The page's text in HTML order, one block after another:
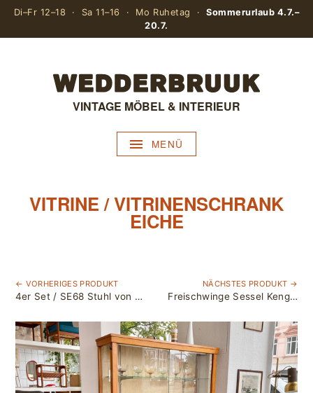
Di–Fr 12–18 · Sa 11–16 · Mo Ruhetag ·Sommerurlaub 4.7.–
20.7.
VINTAGE MÖBEL & INTERIEUR
MENÜ
VITRINE / VITRINENSCHRANK
EICHE
← VORHERIGES PRODUKT
4er Set / SE68 Stuhl von Egon Eiermann für Wilde + Spieth
NÄCHSTES PRODUKT →
Freischwinge Sessel Kengu / Elsa & Nordahl Solheim für Rybo Rykken & Co, Norway / Teak & Leder